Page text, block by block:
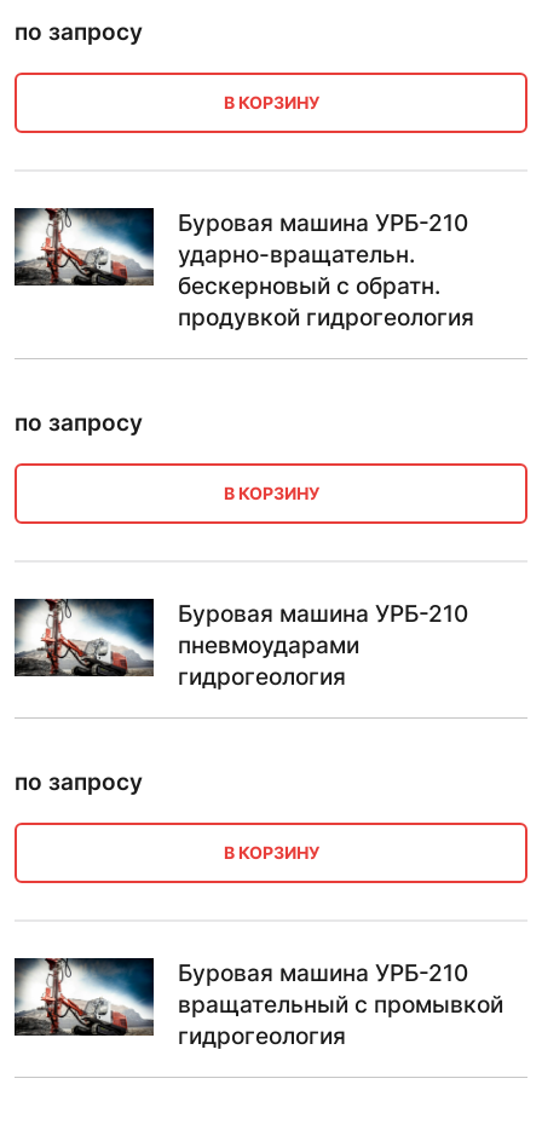
по запросу
В КОРЗИНУ
Буровая машина УРБ-210
ударно-вращательн.
бескерновый с обратн.
продувкой гидрогеология
по запросу
В КОРЗИНУ
Буровая машина УРБ-210
пневмоударами
гидрогеология
по запросу
В КОРЗИНУ
Буровая машина УРБ-210
вращательный с промывкой
гидрогеология